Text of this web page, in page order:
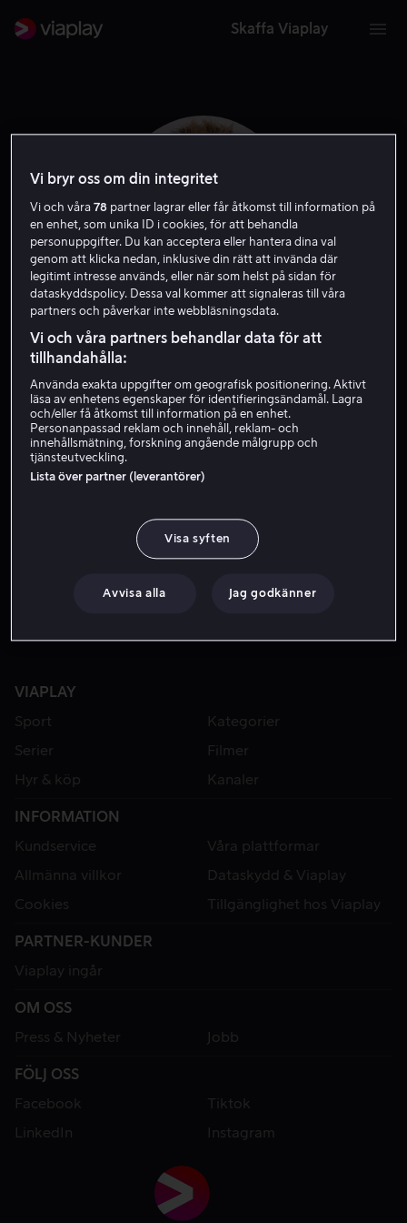
Skaffa Viaplay
Glenn McCuen
VIAPLAY
Sport
Kategorier
Serier
Filmer
Hyr & köp
Kanaler
INFORMATION
Kundservice
Våra plattformar
Allmänna villkor
Dataskydd & Viaplay
Cookies
Tillgänglighet hos Viaplay
PARTNER-KUNDER
Viaplay ingår
OM OSS
Press & Nyheter
Jobb
FÖLJ OSS
Facebook
Tiktok
LinkedIn
Instagram
Vi bryr oss om din integritet
Vi och våra78 partner lagrar eller får åtkomst till information på
en enhet, som unika ID i cookies, för att behandla
personuppgifter. Du kan acceptera eller hantera dina val
genom att klicka nedan, inklusive din rätt att invända där
legitimt intresse används, eller när som helst på sidan för
dataskyddspolicy. Dessa val kommer att signaleras till våra
partners och påverkar inte webbläsningsdata.
Vi och våra partners behandlar data för att
tillhandahålla:
Använda exakta uppgifter om geografisk positionering. Aktivt
läsa av enhetens egenskaper för identifieringsändamål. Lagra
och/eller få åtkomst till information på en enhet.
Personanpassad reklam och innehåll, reklam- och
innehållsmätning, forskning angående målgrupp och
tjänsteutveckling.
Lista över partner (leverantörer)
Visa syften
Avvisa alla Jag godkänner